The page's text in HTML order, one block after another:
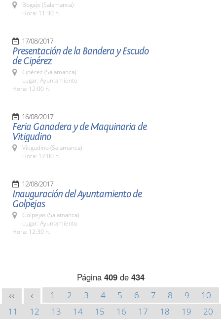
Bogajo (Salamanca)
Hora: 11:30 h.
17/08/2017
Presentación de la Bandera y Escudo
de Cipérez
Cipérez (Salamanca)
Lugar: Ayuntamiento
Hora: 12:00 h.
16/08/2017
Feria Ganadera y de Maquinaria de
Vitigudino
Vitigudino (Salamanca)
Hora: 12:00 h.
12/08/2017
Inauguración del Ayuntamiento de
Golpejas
Golpejas (Salamanca)
Lugar: Ayuntamiento
Hora: 12:30 h.
Página 409de 434
<< < 1 2 3 4 5 6 7 8 9
10
11
12 13 14 15 16 17 18 19
20